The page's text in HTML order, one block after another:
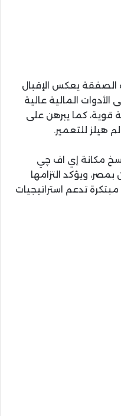
يعكس الإقبال
المالية عالية
قوية، كما يبرهن على
هيلز للتعمير.
مكانة إي اف چي
ويؤكد التزامها
تدعم استراتيجيات